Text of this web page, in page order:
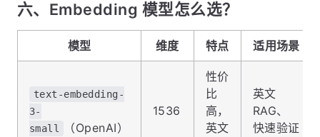
六、Embedding 模型怎么选？
模型 维度 特点 适用场景
text-embedding-
3-
small
（OpenAI）
1536
性价
比
高，
英文
英文
RAG、
快速验证